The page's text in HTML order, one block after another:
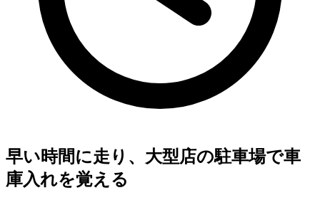
早い時間に走り、大型店の駐車場で車
庫入れを覚える